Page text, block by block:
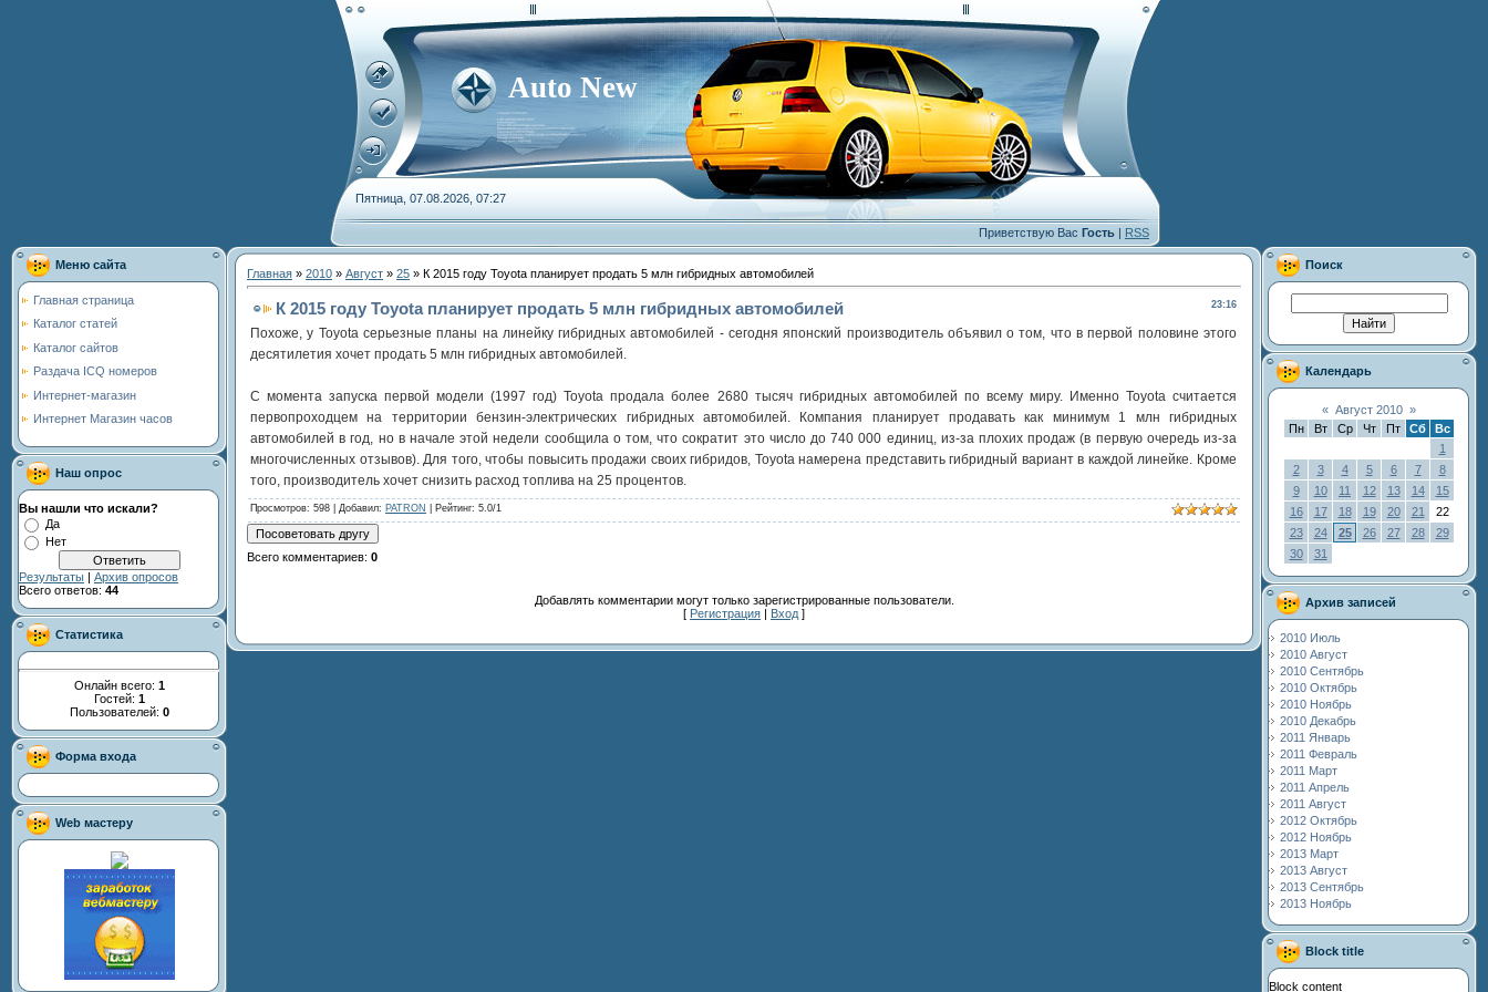
Auto New
Пятница, 07.08.2026, 07:27
Приветствую Вас Гость | RSS
Меню сайта
Главная страница
Каталог статей
Каталог сайтов
Раздача ICQ номеров
Интернет-магазин
Интернет Магазин часов
Наш опрос
Вы нашли что искали?
Да
Нет
Результаты | Архив опросов
Всего ответов: 44
Статистика
Онлайн всего: 1
Гостей: 1
Пользователей: 0
Форма входа
Web мастеру
Главная » 2010 » Август » 25 » К 2015 году Toyota планирует продать 5 млн гибридных автомобилей
23:16
К 2015 году Toyota планирует продать 5 млн гибридных автомобилей
Похоже, у Toyota серьезные планы на линейку гибридных автомобилей - сегодня японский производитель объявил о том, что в первой половине этого
десятилетия хочет продать 5 млн гибридных автомобилей.
С момента запуска первой модели (1997 год) Toyota продала более 2680 тысяч гибридных автомобилей по всему миру. Именно Toyota считается
первопроходцем на территории бензин-электрических гибридных автомобилей. Компания планирует продавать как минимум 1 млн гибридных
автомобилей в год, но в начале этой недели сообщила о том, что сократит это число до 740 000 единиц, из-за плохих продаж (в первую очередь из-за
многочисленных отзывов). Для того, чтобы повысить продажи своих гибридов, Toyota намерена представить гибридный вариант в каждой линейке. Кроме
того, производитель хочет снизить расход топлива на 25 процентов.
Просмотров: 598 | Добавил: PATRON Рейтинг: 5.0/1
Всего комментариев: 0
Добавлять комментарии могут только зарегистрированные пользователи.
[ Регистрация | Вход ]
Поиск
Календарь
« Август 2010 »
Пн
Вт Ср Чт Пт Сб
Вс
1
2
3 4 5 6 7
8
9
10 11 12 13 14
15
16
17 18 19 20 21
22
23
24 25 26 27 28
29
30
31
Архив записей
2010 Июль
2010 Август
2010 Сентябрь
2010 Октябрь
2010 Ноябрь
2010 Декабрь
2011 Январь
2011 Февраль
2011 Март
2011 Апрель
2011 Август
2012 Октябрь
2012 Ноябрь
2013 Март
2013 Август
2013 Сентябрь
2013 Ноябрь
Block title
Block content